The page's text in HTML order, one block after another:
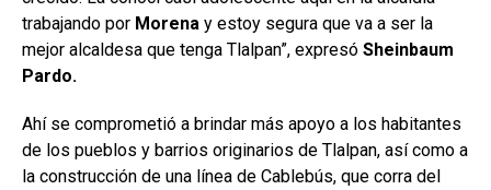
trabajando por Morena y estoy segura que va a ser la
mejor alcaldesa que tenga Tlalpan”, expresó Sheinbaum
Pardo.
Ahí se comprometió a brindar más apoyo a los habitantes
de los pueblos y barrios originarios de Tlalpan, así como a
la construcción de una línea de Cablebús, que corra del